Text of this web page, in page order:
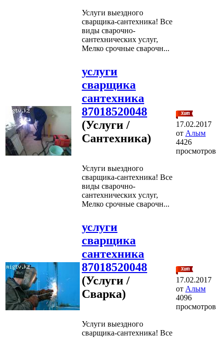
Услуги выездного
сварщика-сантехника! Все
виды сварочно-
сантехнических услуг,
Мелко срочные сварочн...
услуги
сварщика
сантехника
87018520048
(Услуги /
Сантехника)
Услуги выездного
сварщика-сантехника! Все
виды сварочно-
сантехнических услуг,
Мелко срочные сварочн...
17.02.2017
от Алым
4426
просмотров
услуги
сварщика
сантехника
87018520048
(Услуги /
Сварка)
Услуги выездного
сварщика-сантехника! Все
17.02.2017
от Алым
4096
просмотров